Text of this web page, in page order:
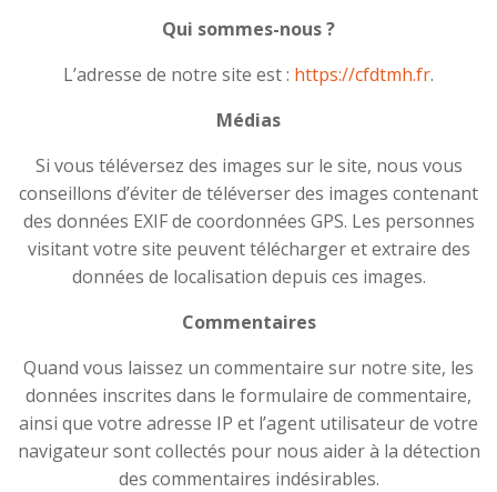
Qui sommes-nous ?
L’adresse de notre site est : https://cfdtmh.fr.
Médias
Si vous téléversez des images sur le site, nous vous
conseillons d’éviter de téléverser des images contenant
des données EXIF de coordonnées GPS. Les personnes
visitant votre site peuvent télécharger et extraire des
données de localisation depuis ces images.
Commentaires
Quand vous laissez un commentaire sur notre site, les
données inscrites dans le formulaire de commentaire,
ainsi que votre adresse IP et l’agent utilisateur de votre
navigateur sont collectés pour nous aider à la détection
des commentaires indésirables.